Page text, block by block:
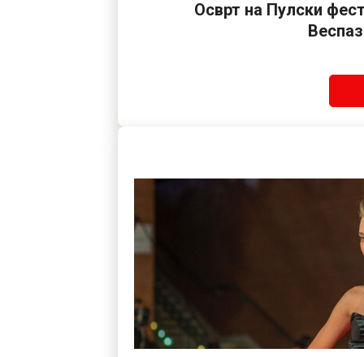
Осврт на Пулски